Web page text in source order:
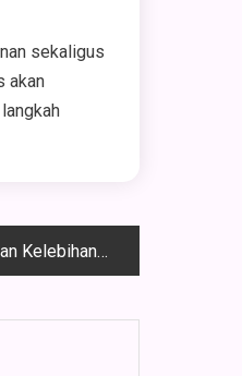
sekaligus
akan